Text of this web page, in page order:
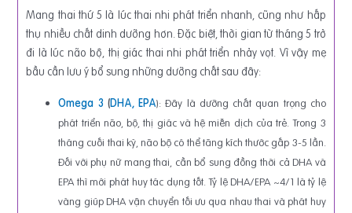
Mang thai thứ 5 là lúc thai nhi phát triển nhanh, cũng như hấp
thụ nhiều chất dinh dưỡng hơn. Đặc biệt, thời gian từ tháng 5 trở
đi là lúc não bộ, thị giác thai nhi phát triển nhảy vọt. Vì vậy mẹ
bầu cần lưu ý bổ sung những dưỡng chất sau đây:
Omega 3 (DHA, EPA): Đây là dưỡng chất quan trọng cho
phát triển não, bộ, thị giác và hệ miễn dịch của trẻ. Trong 3
tháng cuối thai kỳ, não bộ có thể tăng kích thước gấp 3-5 lần.
Đối với phụ nữ mang thai, cần bổ sung đồng thời cả DHA và
EPA thì mới phát huy tác dụng tốt. Tỷ lệ DHA/EPA ~4/1 là tỷ lệ
vàng giúp DHA vận chuyển tối ưu qua nhau thai và phát huy